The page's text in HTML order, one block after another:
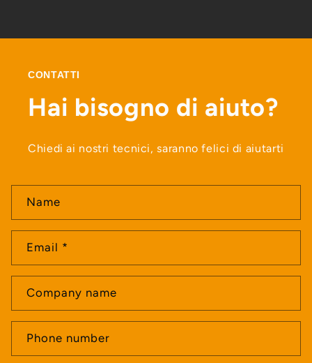
CONTATTI
Hai bisogno di aiuto?
Chiedi ai nostri tecnici, saranno felici di aiutarti
o
n
t
a
t
Name
Email *
Company name
Phone number